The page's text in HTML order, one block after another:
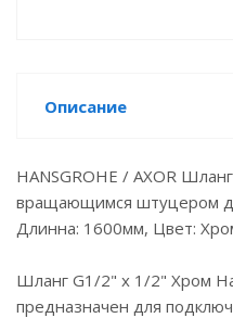
Описание
HANSGROHE / AXOR
вращающимся штуцером
Длинна: 1600мм, Цвет:
Шланг G1/2" x 1/2" Хром
предназначен для